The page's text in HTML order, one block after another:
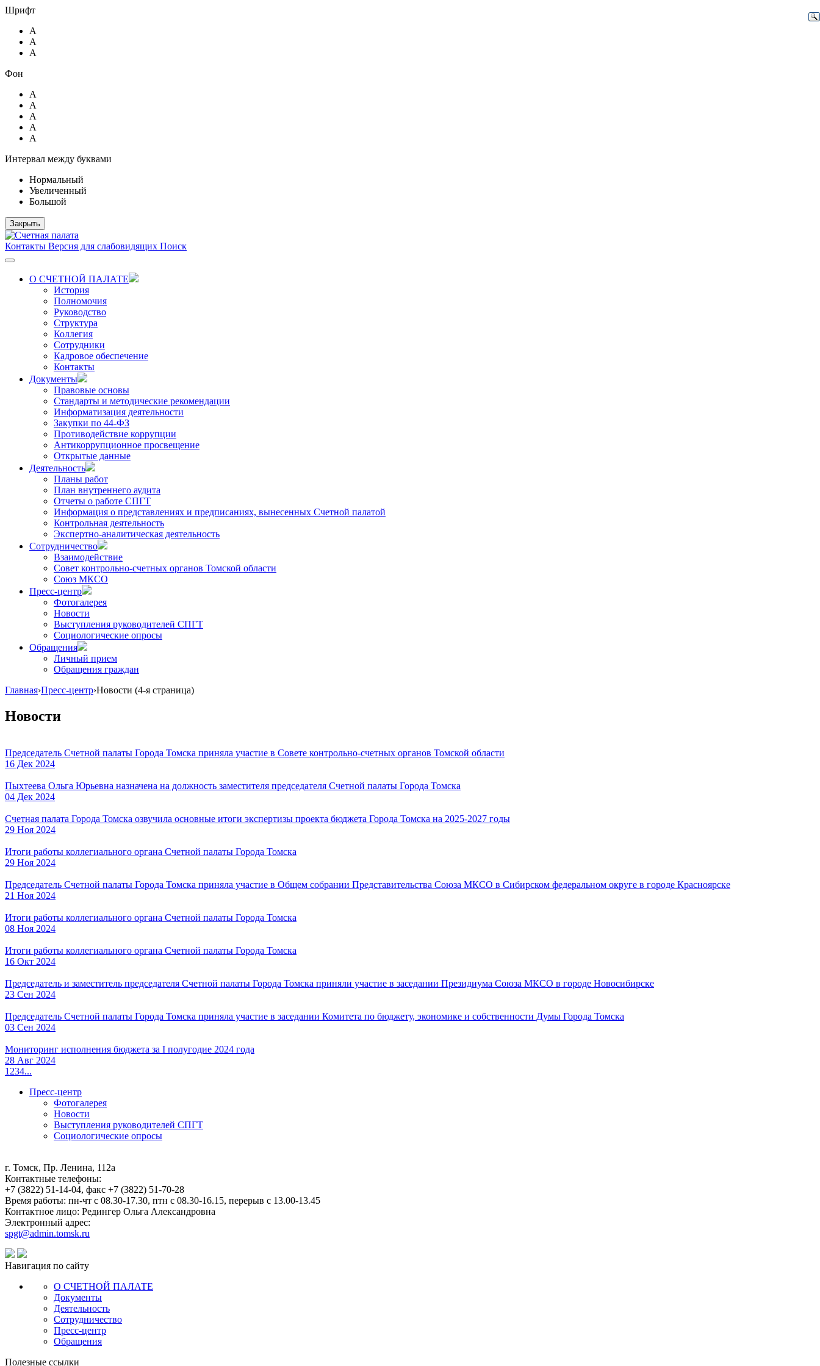
Шрифт
А
А
А
Фон
А
А
А
А
А
Интервал между буквами
Нормальный
Увеличенный
Большой
Закрыть
Контакты Версия для слабовидящих Поиск
О СЧЕТНОЙ ПАЛАТЕ
История
Полномочия
Руководство
Структура
Коллегия
Сотрудники
Кадровое обеспечение
Контакты
Документы
Правовые основы
Стандарты и методические рекомендации
Информатизация деятельности
Закупки по 44-ФЗ
Противодействие коррупции
Антикоррупционное просвещение
Открытые данные
Деятельность
Планы работ
План внутреннего аудита
Отчеты о работе СПГТ
Информация о представлениях и предписаниях, вынесенных Счетной палатой
Контрольная деятельность
Экспертно-аналитическая деятельность
Сотрудничество
Взаимодействие
Совет контрольно-счетных органов Томской области
Союз МКСО
Пресс-центр
Фотогалерея
Новости
Выступления руководителей СПГТ
Социологические опросы
Обращения
Личный прием
Обращения граждан
Главная›Пресс-центр›Новости (4-я страница)
Новости
Председатель Счетной палаты Города Томска приняла участие в Совете контрольно-счетных органов Томской области
16 Дек 2024
Пыхтеева Ольга Юрьевна назначена на должность заместителя председателя Счетной палаты Города Томска
04 Дек 2024
Счетная палата Города Томска озвучила основные итоги экспертизы проекта бюджета Города Томска на 2025-2027 годы
29 Ноя 2024
Итоги работы коллегиального органа Счетной палаты Города Томска
29 Ноя 2024
Председатель Счетной палаты Города Томска приняла участие в Общем собрании Представительства Союза МКСО в Сибирском федеральном округе в городе Красноярске
21 Ноя 2024
Итоги работы коллегиального органа Счетной палаты Города Томска
08 Ноя 2024
Итоги работы коллегиального органа Счетной палаты Города Томска
16 Окт 2024
Председатель и заместитель председателя Счетной палаты Города Томска приняли участие в заседании Президиума Союза МКСО в городе Новосибирске
23 Сен 2024
Председатель Счетной палаты Города Томска приняла участие в заседании Комитета по бюджету, экономике и собственности Думы Города Томска
03 Сен 2024
Мониторинг исполнения бюджета за I полугодие 2024 года
28 Авг 2024
1 234...
Пресс-центр
Фотогалерея
Новости
Выступления руководителей СПГТ
Социологические опросы
г. Томск, Пр. Ленина, 112а
Контактные телефоны:
+7 (3822) 51-14-04, факс +7 (3822) 51-70-28
Время работы: пн-чт с 08.30-17.30, птн с 08.30-16.15, перерыв с 13.00-13.45
Контактное лицо: Редингер Ольга Александровна
Электронный адрес:
spgt@admin.tomsk.ru
Навигация по сайту
О СЧЕТНОЙ ПАЛАТЕ
Документы
Деятельность
Сотрудничество
Пресс-центр
Обращения
Полезные ссылки